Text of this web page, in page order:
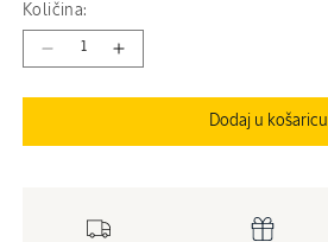
Količina:
Smanji
gel
Verveine
Povećaj
gel
Dodaj u košaricu